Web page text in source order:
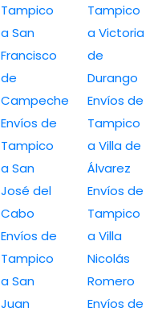
Tampico
a San
Francisco
de
Campeche
Envíos de
Tampico
a San
José del
Cabo
Envíos de
Tampico
a San
Juan
Tampico
a Victoria
de
Durango
Envíos de
Tampico
a Villa de
Álvarez
Envíos de
Tampico
a Villa
Nicolás
Romero
Envíos de